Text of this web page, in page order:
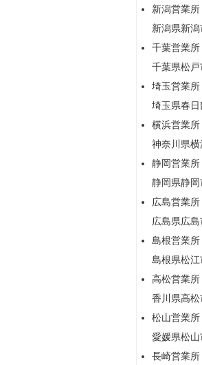
新潟営業所
新潟県新
千葉営業所
千葉県松
埼玉営業所
埼玉県春
横浜営業所
神奈川県
静岡営業所
静岡県静
広島営業所
広島県広
島根営業所
島根県松
高松営業所
香川県高
松山営業所
愛媛県松
長崎営業所